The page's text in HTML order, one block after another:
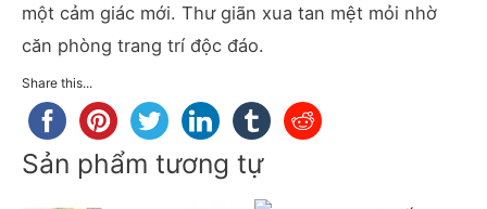
một cảm giác mới. Thư giãn xua tan mệt mỏi nhờ
căn phòng trang trí độc đáo.
Share this...
Sản phẩm tương tự